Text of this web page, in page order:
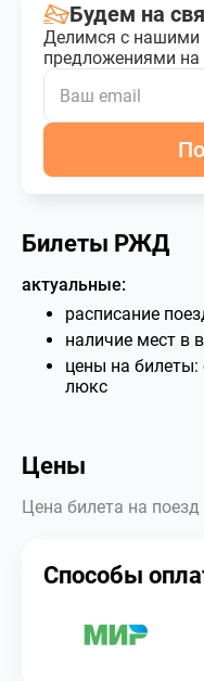
Будем на
Делимся с нашими
предложениями
Билеты РЖД
актуальные:
расписание
наличие мест в
цены на билеты:
люкс
Цены
Цена билета на
Способы